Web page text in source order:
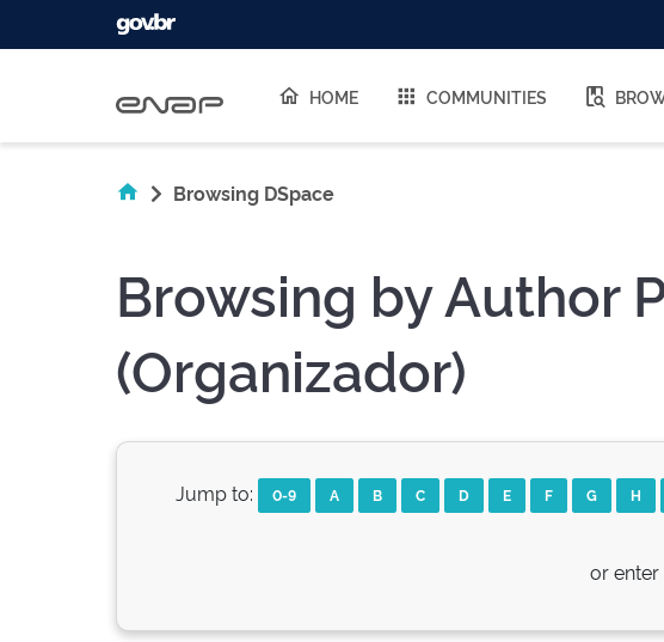
HOME COMMUNITIES
Browsing DSpace
Browsing by Author
(Organizador)
Jump to: 0-9 A B C D E F G H
or enter